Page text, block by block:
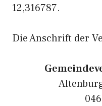
12,316787.
Die Anschrift der